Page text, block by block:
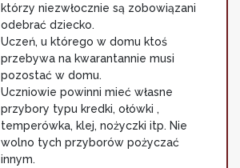
którzy niezwłocznie są zobowiązani
odebrać dziecko.
Uczeń, u którego w domu ktoś
przebywa na kwarantannie musi
pozostać w domu.
Uczniowie powinni mieć własne
przybory typu kredki, ołówki ,
temperówka, klej, nożyczki itp. Nie
wolno tych przyborów pożyczać
innym.